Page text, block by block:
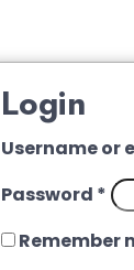
Login
Username or
Password *
Remember